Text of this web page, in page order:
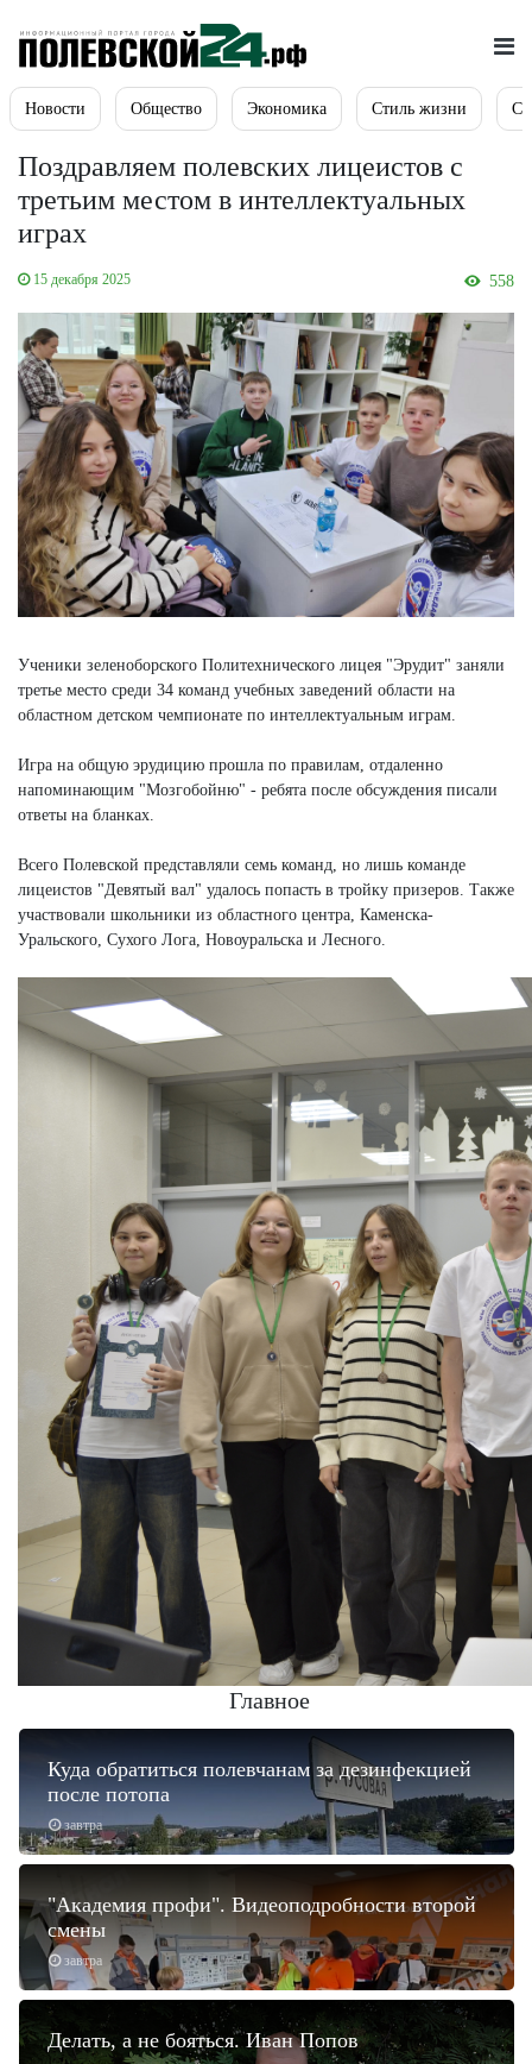
Новости Общество Экономика Стиль жизни
Поздравляем полевских лицеистов с
третьим местом в интеллектуальных
играх
15 декабря 2025 558
Ученики зеленоборского Политехнического лицея "Эрудит" заняли
третье место среди 34 команд учебных заведений области на
областном детском чемпионате по интеллектуальным играм.
Игра на общую эрудицию прошла по правилам, отдаленно
напоминающим "Мозгобойню" - ребята после обсуждения писали
ответы на бланках.
Всего Полевской представляли семь команд, но лишь команде
лицеистов "Девятый вал" удалось попасть в тройку призеров. Также
участвовали школьники из областного центра, Каменска-
Уральского, Сухого Лога, Новоуральска и Лесного.
Главное
завтра
Куда обратиться полевчанам за дезинфекцией
после потопа
завтра
"Академия профи". Видеоподробности второй
смены
Делать, а не бояться. Иван Попов